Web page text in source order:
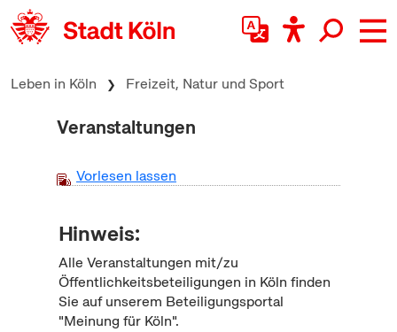
zum Inhalt springen
Leben in Köln Freizeit, Natur und Sport
Veranstaltungen
Vorlesen lassen
Hinweis:
Alle Veranstaltungen mit/zu
Öffentlichkeitsbeteiligungen in Köln finden
Sie auf unserem Beteiligungsportal
"Meinung für Köln".